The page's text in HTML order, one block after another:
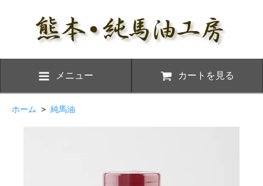
メニュー カートを見る
ホーム > 純馬油